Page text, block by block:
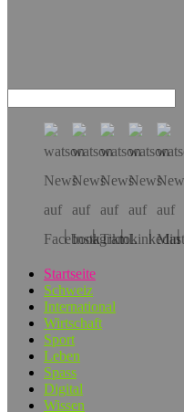
Startseite
Schweiz
International
Wirtschaft
Sport
Leben
Spass
Digital
Wissen